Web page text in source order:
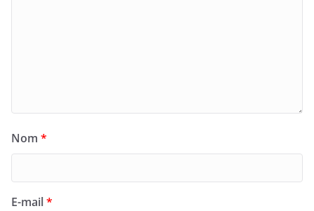
Nom *
E-mail*